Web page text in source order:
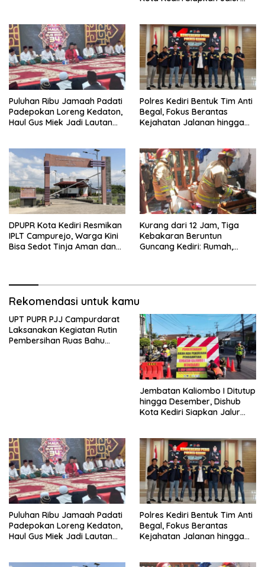
Puluhan Ribu Jamaah Padati
Padepokan Loreng Kedaton,
Haul Gus Miek Jadi Lautan
Polres Kediri Bentuk Tim Anti
Begal, Fokus Berantas
Kejahatan Jalanan hingga
DPUPR Kota Kediri Resmikan
IPLT Campurejo, Warga Kini
Bisa Sedot Tinja Aman dan
Kurang dari 12 Jam, Tiga
Kebakaran Beruntun
Guncang Kediri: Rumah,
Rekomendasi untuk kamu
UPT PUPR PJJ Campurdarat
Laksanakan Kegiatan Rutin
Pembersihan Ruas Bahu
Jembatan Kaliombo I Ditutup
hingga Desember, Dishub
Kota Kediri Siapkan Jalur
Puluhan Ribu Jamaah Padati
Padepokan Loreng Kedaton,
Haul Gus Miek Jadi Lautan
Polres Kediri Bentuk Tim Anti
Begal, Fokus Berantas
Kejahatan Jalanan hingga